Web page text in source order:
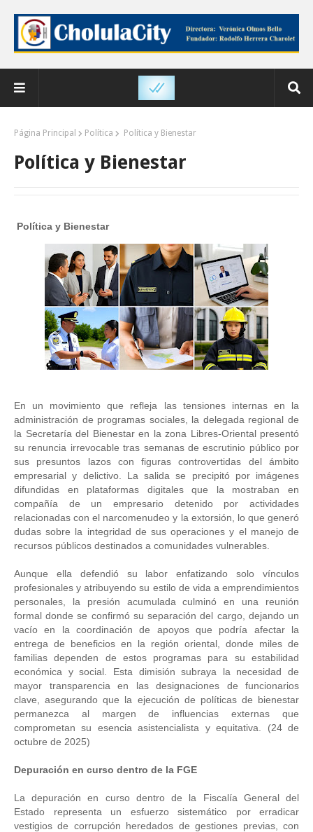
Página Principal Política Política y Bienestar
Política y Bienestar
Política y Bienestar
En un movimiento que refleja las tensiones internas en la
administración de programas sociales, la delegada regional de
la Secretaría del Bienestar en la zona Libres-Oriental presentó
su renuncia irrevocable tras semanas de escrutinio público por
sus presuntos lazos con figuras controvertidas del ámbito
empresarial y delictivo. La salida se precipitó por imágenes
difundidas en plataformas digitales que la mostraban en
compañía de un empresario detenido por actividades
relacionadas con el narcomenudeo y la extorsión, lo que generó
dudas sobre la integridad de sus operaciones y el manejo de
recursos públicos destinados a comunidades vulnerables.
Aunque ella defendió su labor enfatizando solo vínculos
profesionales y atribuyendo su estilo de vida a emprendimientos
personales, la presión acumulada culminó en una reunión
formal donde se confirmó su separación del cargo, dejando un
vacío en la coordinación de apoyos que podría afectar la
entrega de beneficios en la región oriental, donde miles de
familias dependen de estos programas para su estabilidad
económica y social. Esta dimisión subraya la necesidad de
mayor transparencia en las designaciones de funcionarios
clave, asegurando que la ejecución de políticas de bienestar
permanezca al margen de influencias externas que
comprometan su esencia asistencialista y equitativa. (24 de
octubre de 2025)
Depuración en curso dentro de la FGE
La depuración en curso dentro de la Fiscalía General del
Estado representa un esfuerzo sistemático por erradicar
vestigios de corrupción heredados de gestiones previas, con